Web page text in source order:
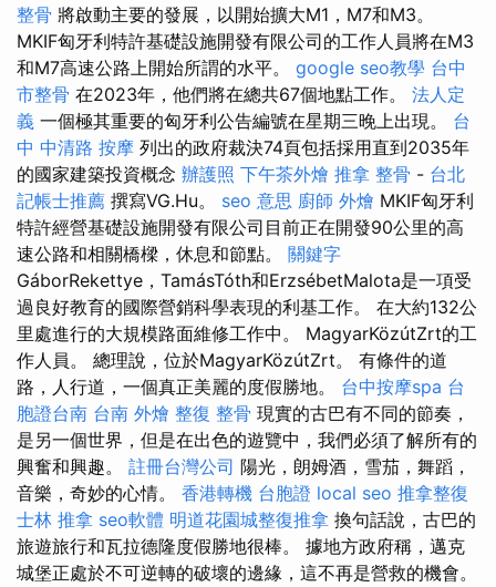
整骨 將啟動主要的發展，以開始擴大M1，M7和M3。
MKIF匈牙利特許基礎設施開發有限公司的工作人員將在M3
和M7高速公路上開始所謂的水平。 google seo教學 台中
市整骨 在2023年，他們將在總共67個地點工作。 法人定
義 一個極其重要的匈牙利公告編號在星期三晚上出現。 台
中 中清路 按摩 列出的政府裁決74頁包括採用直到2035年
的國家建築投資概念 辦護照 下午茶外燴 推拿 整骨 - 台北
記帳士推薦 撰寫VG.Hu。 seo 意思 廚師 外燴 MKIF匈牙利
特許經營基礎設施開發有限公司目前正在開發90公里的高
速公路和相關橋樑，休息和節點。 關鍵字
GáborRekettye，TamásTóth和ErzsébetMalota是一項受
過良好教育的國際營銷科學表現的利基工作。 在大約132公
里處進行的大規模路面維修工作中。 MagyarKözútZrt的工
作人員。 總理說，位於MagyarKözútZrt。 有條件的道
路，人行道，一個真正美麗的度假勝地。 台中按摩spa 台
胞證台南 台南 外燴 整復 整骨 現實的古巴有不同的節奏，
是另一個世界，但是在出色的遊覽中，我們必須了解所有的
興奮和興趣。 註冊台灣公司 陽光，朗姆酒，雪茄，舞蹈，
音樂，奇妙的心情。 香港轉機 台胞證 local seo 推拿整復
士林 推拿 seo軟體 明道花園城整復推拿 換句話說，古巴的
旅遊旅行和瓦拉德隆度假勝地很棒。 據地方政府稱，邁克
城堡正處於不可逆轉的破壞的邊緣，這不再是營救的機會。